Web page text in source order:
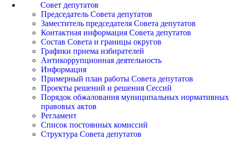
Совет депутатов
Председатель Совета депутатов
Заместитель председателя Совета депутатов
Контактная информация Совета депутатов
Состав Совета и границы округов
Графики приема избирателей
Антикоррупционная деятельность
Информация
Примерный план работы Совета депутатов
Проекты решений и решения Сессий
Порядок обжалования муниципальных нормативных
правовых актов
Регламент
Список постоянных комиссий
Структура Совета депутатов